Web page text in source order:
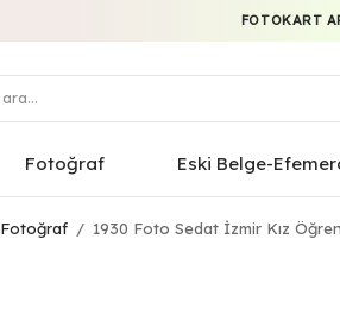
FOTOKART
Fotoğraf Eski Belge-
Fotoğraf / 1930 Foto Sedat İzmir Kız